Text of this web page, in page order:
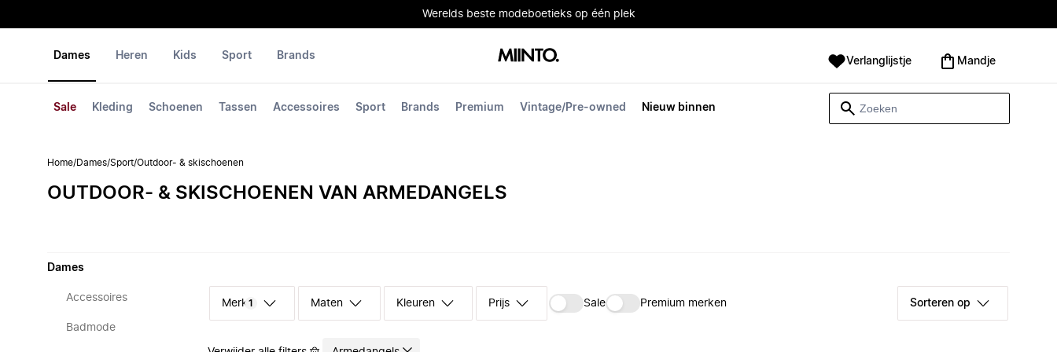
Werelds beste modeboetieks op één plek
Dames
Sale Kleding Schoenen Tassen Accessoires Sport Brands Premium Vintage/Pre-owned Nieuw binnen
Heren Kids Sport Brands Verlanglijstje Mandje
Home/Dames/Sport/Outdoor- & skischoenen
OUTDOOR- & SKISCHOENEN VAN ARMEDANGELS
Dames
Accessoires
Badmode
Merk 1 Maten Kleuren Prijs Sale Premium merken Sorteren op